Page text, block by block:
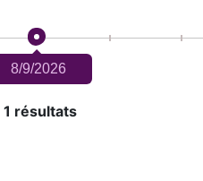
8/9/2026
1 résultats